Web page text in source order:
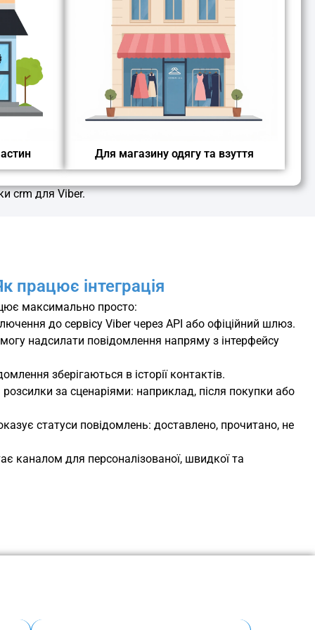
Для магазину одягу та взуття
crm для Viber.
працює інтеграція
максимально просто:
до сервісу Viber через API або офіційний шлюз.
надсилати повідомлення напряму з інтерфейсу
зберігаються в історії контактів.
за сценаріями: наприклад, після покупки або
статуси повідомлень: доставлено, прочитано, не
каналом для персоналізованої, швидкої та